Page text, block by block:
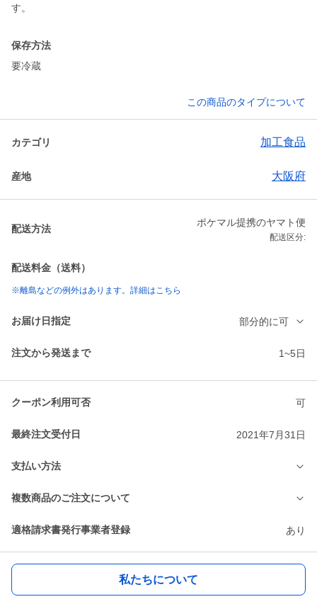
す。
保存方法
要冷蔵
この商品のタイプについて
カテゴリ 加工食品
産地 大阪府
配送方法
ポケマル提携のヤマト便
配送区分:
配送料金（送料）
※離島などの例外はあります。詳細はこちら
お届け日指定 部分的に可
注文から発送まで 1~5日
クーポン利用可否 可
最終注文受付日 2021年7月31日
支払い方法
複数商品のご注文について
適格請求書発行事業者登録 あり
私たちについて